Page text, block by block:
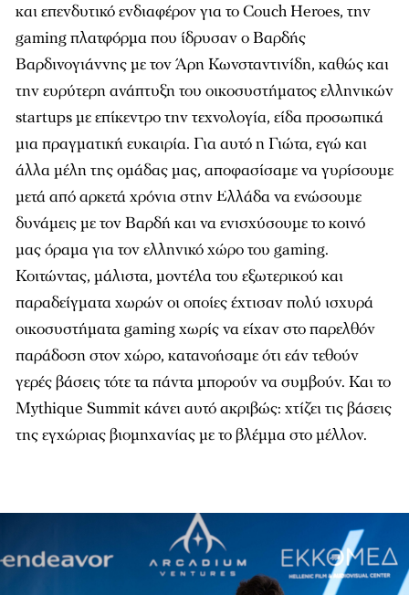
και επενδυτικό ενδιαφέρον για το Couch Heroes, την
gaming πλατφόρμα που ίδρυσαν ο Βαρδής
Βαρδινογιάννης με τον Άρη Κωνσταντινίδη, καθώς και
την ευρύτερη ανάπτυξη του οικοσυστήματος ελληνικών
startups με επίκεντρο την τεχνολογία, είδα προσωπικά
μια πραγματική ευκαιρία. Για αυτό η Γιώτα, εγώ και
άλλα μέλη της ομάδας μας, αποφασίσαμε να γυρίσουμε
μετά από αρκετά χρόνια στην Ελλάδα να ενώσουμε
δυνάμεις με τον Βαρδή και να ενισχύσουμε το κοινό
μας όραμα για τον ελληνικό χώρο του gaming.
Κοιτώντας, μάλιστα, μοντέλα του εξωτερικού και
παραδείγματα χωρών οι οποίες έχτισαν πολύ ισχυρά
οικοσυστήματα gaming χωρίς να είχαν στο παρελθόν
παράδοση στον χώρο, κατανοήσαμε ότι εάν τεθούν
γερές βάσεις τότε τα πάντα μπορούν να συμβούν. Και το
Mythique Summit κάνει αυτό ακριβώς: χτίζει τις βάσεις
της εγχώριας βιομηχανίας με το βλέμμα στο μέλλον.